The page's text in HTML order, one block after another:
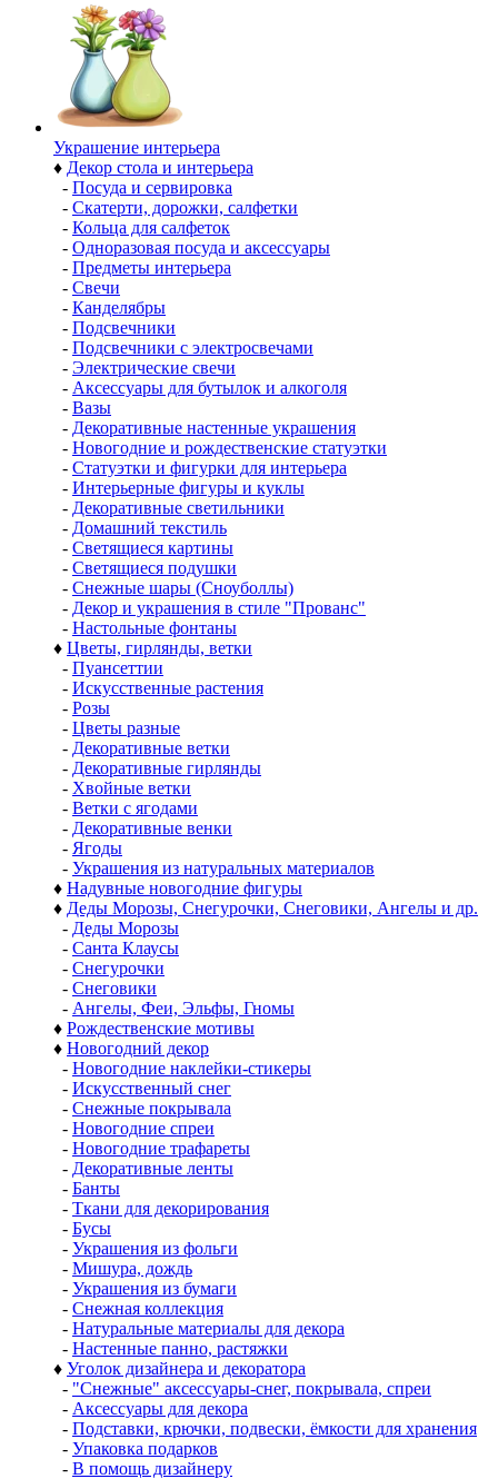
Украшение интерьера
♦ Декор стола и интерьера
- Посуда и сервировка
- Скатерти, дорожки, салфетки
- Кольца для салфеток
- Одноразовая посуда и аксессуары
- Предметы интерьера
- Свечи
- Канделябры
- Подсвечники
- Подсвечники с электросвечами
- Электрические свечи
- Аксессуары для бутылок и алкоголя
- Вазы
- Декоративные настенные украшения
- Новогодние и рождественские статуэтки
- Статуэтки и фигурки для интерьера
- Интерьерные фигуры и куклы
- Декоративные светильники
- Домашний текстиль
- Светящиеся картины
- Светящиеся подушки
- Снежные шары (Сноуболлы)
- Декор и украшения в стиле "Прованс"
- Настольные фонтаны
♦ Цветы, гирлянды, ветки
- Пуансеттии
- Искусственные растения
- Розы
- Цветы разные
- Декоративные ветки
- Декоративные гирлянды
- Хвойные ветки
- Ветки с ягодами
- Декоративные венки
- Ягоды
- Украшения из натуральных материалов
♦ Надувные новогодние фигуры
♦ Деды Морозы, Снегурочки, Снеговики, Ангелы и др.
- Деды Морозы
- Санта Клаусы
- Снегурочки
- Снеговики
- Ангелы, Феи, Эльфы, Гномы
♦ Рождественские мотивы
♦ Новогодний декор
- Новогодние наклейки-стикеры
- Искусственный снег
- Снежные покрывала
- Новогодние спреи
- Новогодние трафареты
- Декоративные ленты
- Банты
- Ткани для декорирования
- Бусы
- Украшения из фольги
- Мишура, дождь
- Украшения из бумаги
- Снежная коллекция
- Натуральные материалы для декора
- Настенные панно, растяжки
♦ Уголок дизайнера и декоратора
- "Снежные" аксессуары-снег, покрывала, спреи
- Аксессуары для декора
- Подставки, крючки, подвески, ёмкости для хранения
- Упаковка подарков
- В помощь дизайнеру